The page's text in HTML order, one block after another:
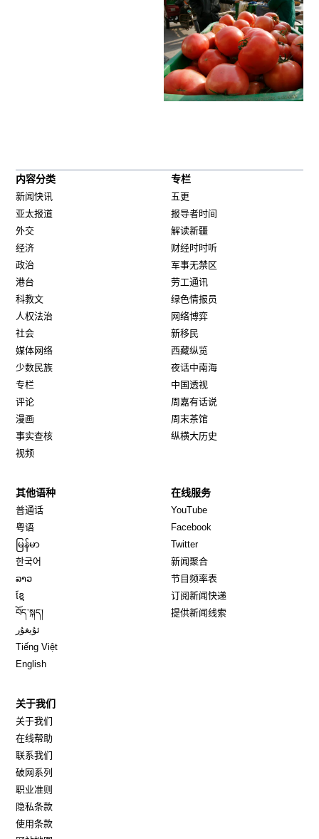
内容分类
新闻快讯
亚太报道
外交
经济
政治
港台
科教文
人权法治
社会
媒体网络
少数民族
专栏
评论
漫画
事实查核
视频
专栏
五更
报导者时间
解读新疆
财经时时听
军事无禁区
劳工通讯
绿色情报员
网络博弈
新移民
西藏纵览
夜话中南海
中国透视
周嘉有话说
周末茶馆
纵横大历史
其他语种
普通话
粤语
မြန်မာ
한국어
ລາວ
ខ្មែ
བོད་སྐད།
ئۇيغۇر
Tiếng Việt
English
在线服务
YouTube
Facebook
TwitterOpens in new window
新闻聚合
节目频率表
订阅新闻快递
提供新闻线索
关于我们
关于我们
在线帮助
联系我们
破网系列
职业准则
隐私条款
使用条款